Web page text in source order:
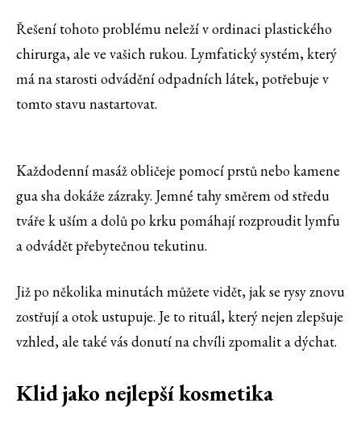
Řešení tohoto problému neleží v ordinaci plastického
chirurga, ale ve vašich rukou. Lymfatický systém, který
má na starosti odvádění odpadních látek, potřebuje v
tomto stavu nastartovat.
Každodenní masáž obličeje pomocí prstů nebo kamene
gua sha dokáže zázraky. Jemné tahy směrem od středu
tváře k uším a dolů po krku pomáhají rozproudit lymfu
a odvádět přebytečnou tekutinu.
Již po několika minutách můžete vidět, jak se rysy znovu
zostřují a otok ustupuje. Je to rituál, který nejen zlepšuje
vzhled, ale také vás donutí na chvíli zpomalit a dýchat.
Klid jako nejlepší kosmetika